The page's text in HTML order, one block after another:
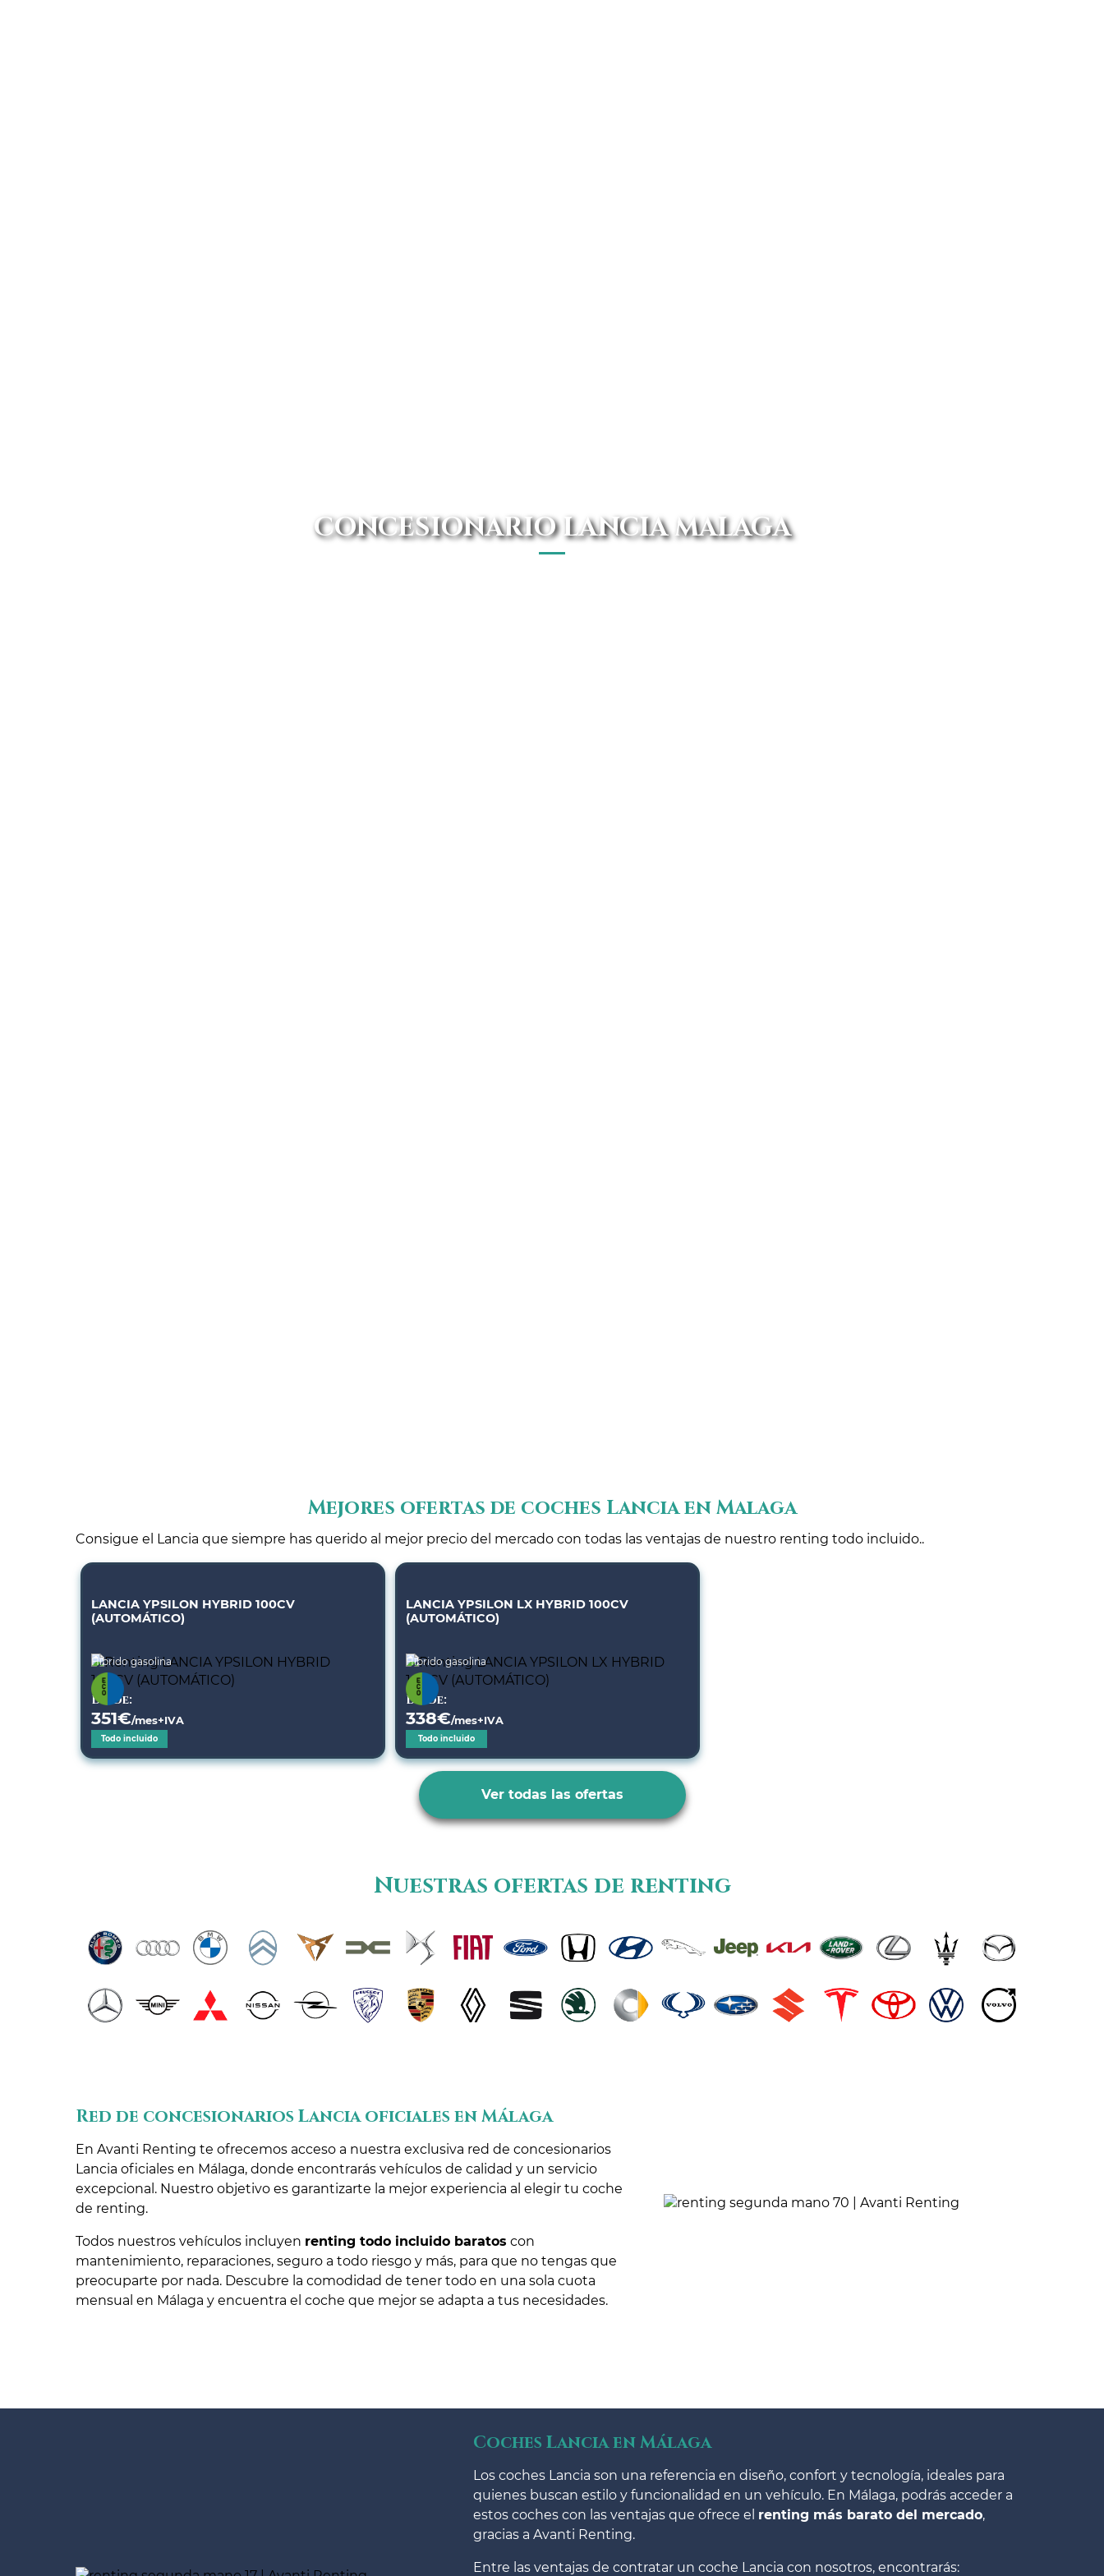
CONCESIONARIO LANCIA MALAGA
Mejores ofertas de coches Lancia en Malaga
Consigue el Lancia que siempre has querido al mejor precio del mercado con todas las ventajas de nuestro renting todo incluido..
LANCIA YPSILON HYBRID 100CV
(AUTOMÁTICO)
Híbrido gasolina
Desde:
351€/mes+IVA
Todo incluido
LANCIA YPSILON LX HYBRID 100CV
(AUTOMÁTICO)
Híbrido gasolina
Desde:
338€/mes+IVA
Todo incluido
Ver todas las ofertas
Nuestras ofertas de renting
Red de concesionarios Lancia oficiales en Málaga
En Avanti Renting te ofrecemos acceso a nuestra exclusiva red de concesionarios
Lancia oficiales en Málaga, donde encontrarás vehículos de calidad y un servicio
excepcional. Nuestro objetivo es garantizarte la mejor experiencia al elegir tu coche
de renting.
Todos nuestros vehículos incluyen renting todo incluido baratos con
mantenimiento, reparaciones, seguro a todo riesgo y más, para que no tengas que
preocuparte por nada. Descubre la comodidad de tener todo en una sola cuota
mensual en Málaga y encuentra el coche que mejor se adapta a tus necesidades.
Coches Lancia en Málaga
Los coches Lancia son una referencia en diseño, confort y tecnología, ideales para
quienes buscan estilo y funcionalidad en un vehículo. En Málaga, podrás acceder a
estos coches con las ventajas que ofrece el renting más barato del mercado,
gracias a Avanti Renting.
Entre las ventajas de contratar un coche Lancia con nosotros, encontrarás: